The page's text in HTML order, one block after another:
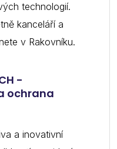
technologií.
kanceláří a
v Rakovníku.
-
ochrana
a inovativní